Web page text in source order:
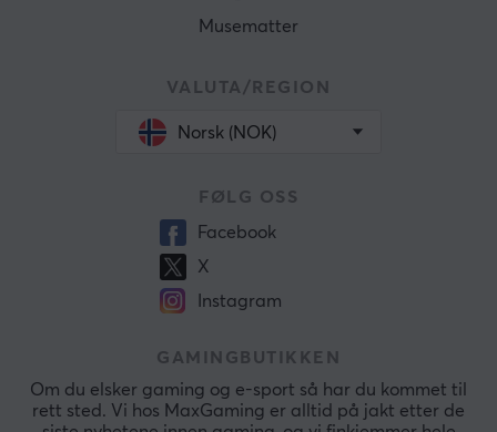
Musematter
VALUTA/REGION
Norsk (NOK)
FØLG OSS
Facebook
X
Instagram
GAMINGBUTIKKEN
Om du elsker gaming og e-sport så har du kommet til
rett sted. Vi hos MaxGaming er alltid på jakt etter de